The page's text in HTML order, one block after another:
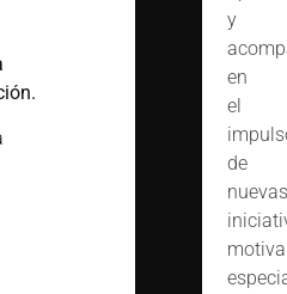
y
en
el
de
nuevas
motiva